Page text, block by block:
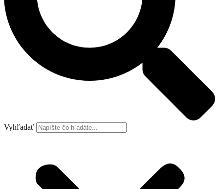
Vyhľadať